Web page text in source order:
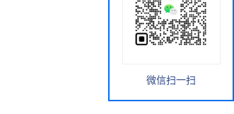
微信扫一扫